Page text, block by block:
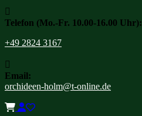

Telefon (Mo.-Fr. 10.00-16.00 Uhr):
+49 2824 3167

Email:
orchideen-holm@t-online.de